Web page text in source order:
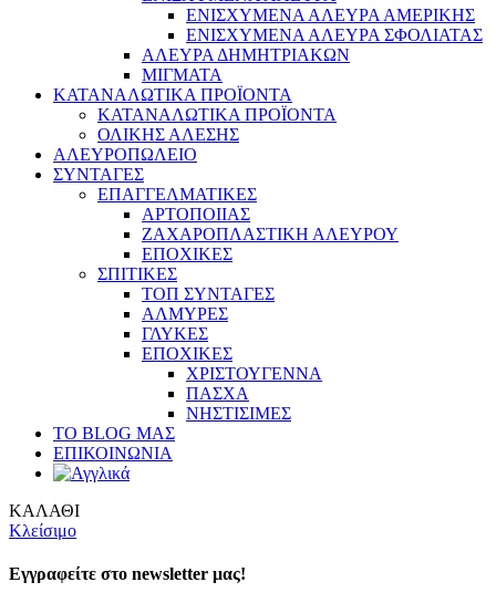
ΕΝΙΣΧΥΜΕΝΑ ΑΛΕΥΡΑ ΑΜΕΡΙΚΗΣ
ΕΝΙΣΧΥΜΕΝΑ ΑΛΕΥΡΑ ΣΦΟΛΙΑΤΑΣ
ΑΛΕΥΡΑ ΔΗΜΗΤΡΙΑΚΩΝ
ΜΙΓΜΑΤΑ
ΚΑΤΑΝΑΛΩΤΙΚΑ ΠΡΟΪΟΝΤΑ
ΚΑΤΑΝΑΛΩΤΙΚΑ ΠΡΟΪΟΝΤΑ
ΟΛΙΚΗΣ ΑΛΕΣΗΣ
ΑΛΕΥΡΟΠΩΛΕΙΟ
ΣΥΝΤΑΓΕΣ
ΕΠΑΓΓΕΛΜΑΤΙΚΕΣ
ΑΡΤΟΠΟΙΙΑΣ
ΖΑΧΑΡΟΠΛΑΣΤΙΚΗ ΑΛΕΥΡΟΥ
ΕΠΟΧΙΚΕΣ
ΣΠΙΤΙΚΕΣ
ΤΟΠ ΣΥΝΤΑΓΕΣ
ΑΛΜΥΡΕΣ
ΓΛΥΚΕΣ
ΕΠΟΧΙΚΕΣ
ΧΡΙΣΤΟΥΓΕΝΝΑ
ΠΑΣΧΑ
ΝΗΣΤΙΣΙΜΕΣ
ΤΟ BLOG ΜΑΣ
ΕΠΙΚΟΙΝΩΝΙΑ
ΚΑΛΑΘΙ
Κλείσιμο
Εγγραφείτε στο newsletter μας!